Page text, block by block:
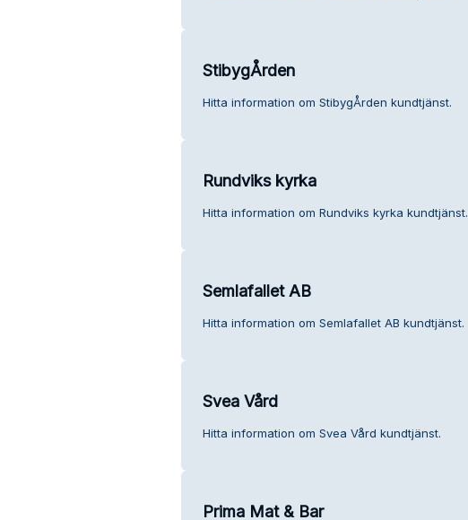
StibygÅrden
Hitta information om StibygÅrden kundtjänst.
Rundviks kyrka
Hitta information om Rundviks kyrka kundtjänst.
Semlafallet AB
Hitta information om Semlafallet AB kundtjänst.
Svea Vård
Hitta information om Svea Vård kundtjänst.
Prima Mat & Bar